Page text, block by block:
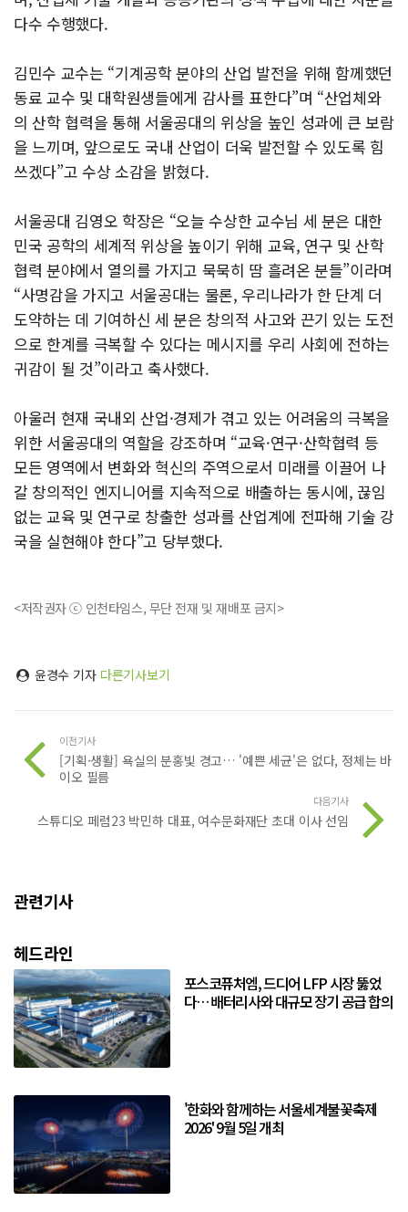
다수 수행했다.
김민수 교수는 “기계공학 분야의 산업 발전을 위해 함께했던
동료 교수 및 대학원생들에게 감사를 표한다”며 “산업체와
의 산학 협력을 통해 서울공대의 위상을 높인 성과에 큰 보람
을 느끼며, 앞으로도 국내 산업이 더욱 발전할 수 있도록 힘
쓰겠다”고 수상 소감을 밝혔다.
서울공대 김영오 학장은 “오늘 수상한 교수님 세 분은 대한
민국 공학의 세계적 위상을 높이기 위해 교육, 연구 및 산학
협력 분야에서 열의를 가지고 묵묵히 땀 흘려온 분들”이라며
“사명감을 가지고 서울공대는 물론, 우리나라가 한 단계 더
도약하는 데 기여하신 세 분은 창의적 사고와 끈기 있는 도전
으로 한계를 극복할 수 있다는 메시지를 우리 사회에 전하는
귀감이 될 것”이라고 축사했다.
아울러 현재 국내외 산업·경제가 겪고 있는 어려움의 극복을
위한 서울공대의 역할을 강조하며 “교육·연구·산학협력 등
모든 영역에서 변화와 혁신의 주역으로서 미래를 이끌어 나
갈 창의적인 엔지니어를 지속적으로 배출하는 동시에, 끊임
없는 교육 및 연구로 창출한 성과를 산업계에 전파해 기술 강
국을 실현해야 한다”고 당부했다.
<저작권자 ⓒ 인천타임스, 무단 전재 및 재배포 금지>
윤경수 기자 다른기사보기
이전기사
[기획·생활] 욕실의 분홍빛 경고… '예쁜 세균'은 없다, 정체는 바
이오 필름
다음기사
스튜디오 페럼23 박민하 대표, 여수문화재단 초대 이사 선임
관련기사
헤드라인
포스코퓨처엠, 드디어 LFP 시장 뚫었
다… 배터리사와 대규모 장기 공급 합의
'한화와 함께하는 서울세계불꽃축제
2026' 9월 5일 개최